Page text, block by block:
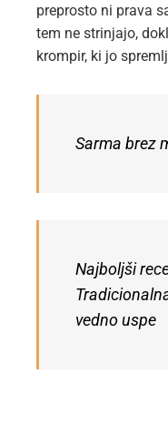
preprosto ni prava
tem ne strinjajo,
krompir, ki jo
Sarma brez
Najboljši
vedno uspe